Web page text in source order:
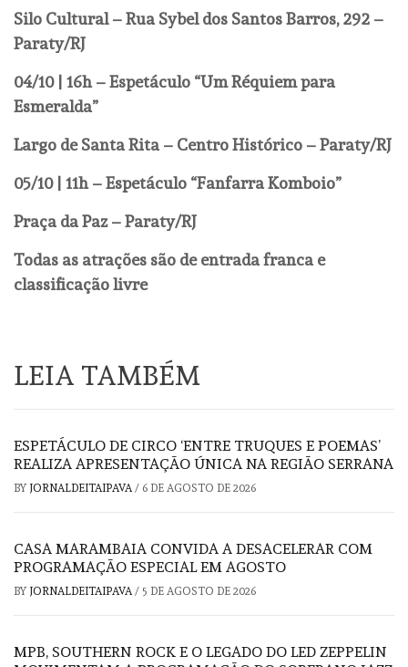
Silo Cultural – Rua Sybel dos Santos Barros, 292 –
Paraty/RJ
04/10 | 16h – Espetáculo “Um Réquiem para
Esmeralda”
Largo de Santa Rita – Centro Histórico – Paraty/RJ
05/10 | 11h – Espetáculo “Fanfarra Komboio”
Praça da Paz – Paraty/RJ
Todas as atrações são de entrada franca e
classificação livre
LEIA TAMBÉM
ESPETÁCULO DE CIRCO ‘ENTRE TRUQUES E POEMAS’
REALIZA APRESENTAÇÃO ÚNICA NA REGIÃO SERRANA
BY JORNALDEITAIPAVA/ 6 DE AGOSTO DE 2026
CASA MARAMBAIA CONVIDA A DESACELERAR COM
PROGRAMAÇÃO ESPECIAL EM AGOSTO
BY JORNALDEITAIPAVA/ 5 DE AGOSTO DE 2026
MPB, SOUTHERN ROCK E O LEGADO DO LED ZEPPELIN